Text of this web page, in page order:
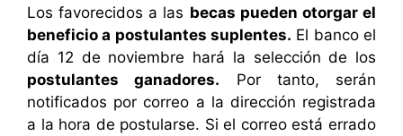
Los favorecidos a las becas pueden otorgar el
beneficio a postulantes suplentes. El banco el
día 12 de noviembre hará la selección de los
postulantes ganadores. Por tanto, serán
notificados por correo a la dirección registrada
a la hora de postularse. Si el correo está errado